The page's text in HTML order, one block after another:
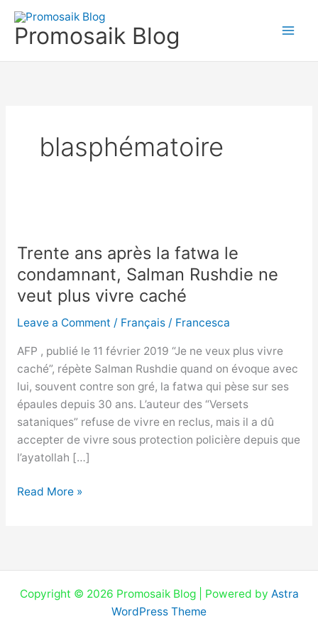
Skip
content
Promosaik Blog
blasphématoire
Trente ans après la fatwa le
condamnant, Salman Rushdie ne
veut plus vivre caché
Leave a Comment / Français/ Francesca
AFP , publié le 11 février 2019 “Je ne veux plus vivre
caché”, répète Salman Rushdie quand on évoque avec
lui, souvent contre son gré, la fatwa qui pèse sur ses
épaules depuis 30 ans. L’auteur des “Versets
sataniques” refuse de vivre en reclus, mais il a dû
accepter de vivre sous protection policière depuis que
l’ayatollah […]
après
la
le
condamnant,
Rushdie
ne
veut
plus
vivre
caché
Read More »
Copyright © 2026 Promosaik Blog | Powered by Astra
WordPress Theme